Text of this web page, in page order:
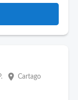
place Cartago